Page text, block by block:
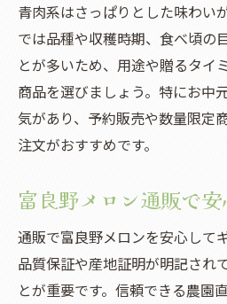
青肉系はさっぱりとした味わい
では品種や収穫時期、食べ頃の
とが多いため、用途や贈るタイ
商品を選びましょう。特にお中
気があり、予約販売や数量限定
注文がおすすめです。
富良野メロン通販で
通販で富良野メロンを安心して
品質保証や産地証明が明記され
とが重要です。信頼できる農園